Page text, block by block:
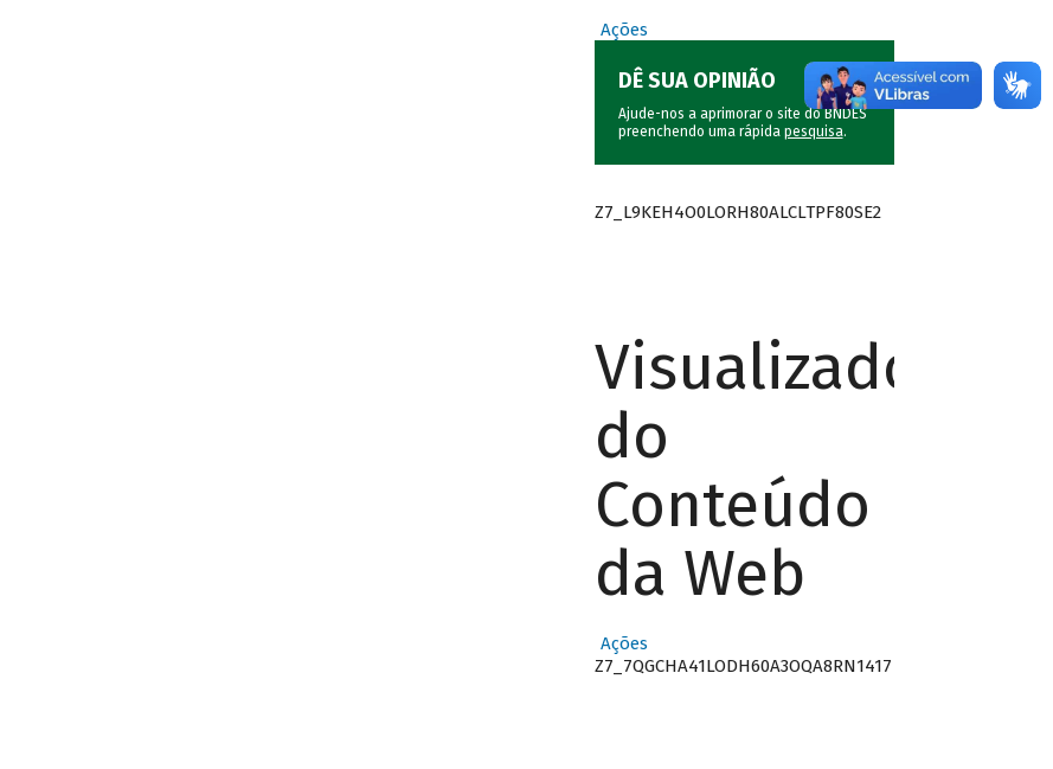
Ações
DÊ SUA OPINIÃO
Ajude-nos a aprimorar o site do BNDES
preenchendo uma rápida pesquisa.
Z7_L9KEH4O0LORH80ALCLTPF80SE2
Visualizador
do
Conteúdo
da Web
Ações
Z7_7QGCHA41LODH60A3OQA8RN1417